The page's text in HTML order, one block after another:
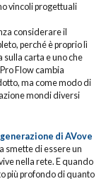
vincoli progettuali
considerare il
perché è proprio lì
sulla carta e uno che
Flow cambia
ma come modo di
mondi diversi
di AVove
smette di essere un
nella rete. E quando
più profondo di quanto